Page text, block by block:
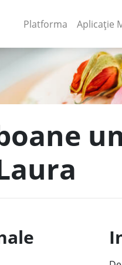
Platforma (current)
Aplicație